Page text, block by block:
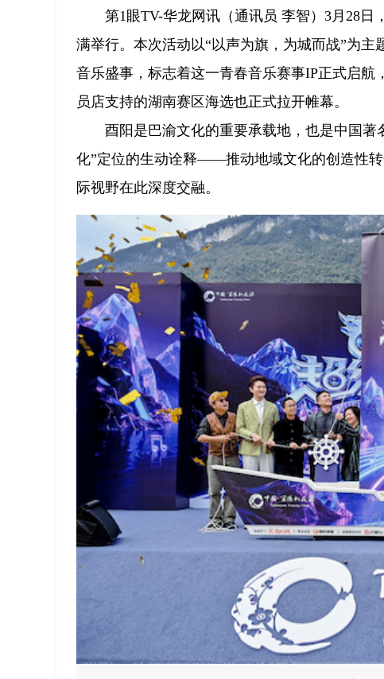
第1眼TV-华龙网讯（通讯员 李智）3月28日
满举行。本次活动以“以声为旗，为城而战”为
音乐盛事，标志着这一青春音乐赛事IP正式启航
员店支持的湖南赛区海选也正式拉开帷幕。
酉阳是巴渝文化的重要承载地，也是中国
化”定位的生动诠释——推动地域文化的创造性
际视野在此深度交融。